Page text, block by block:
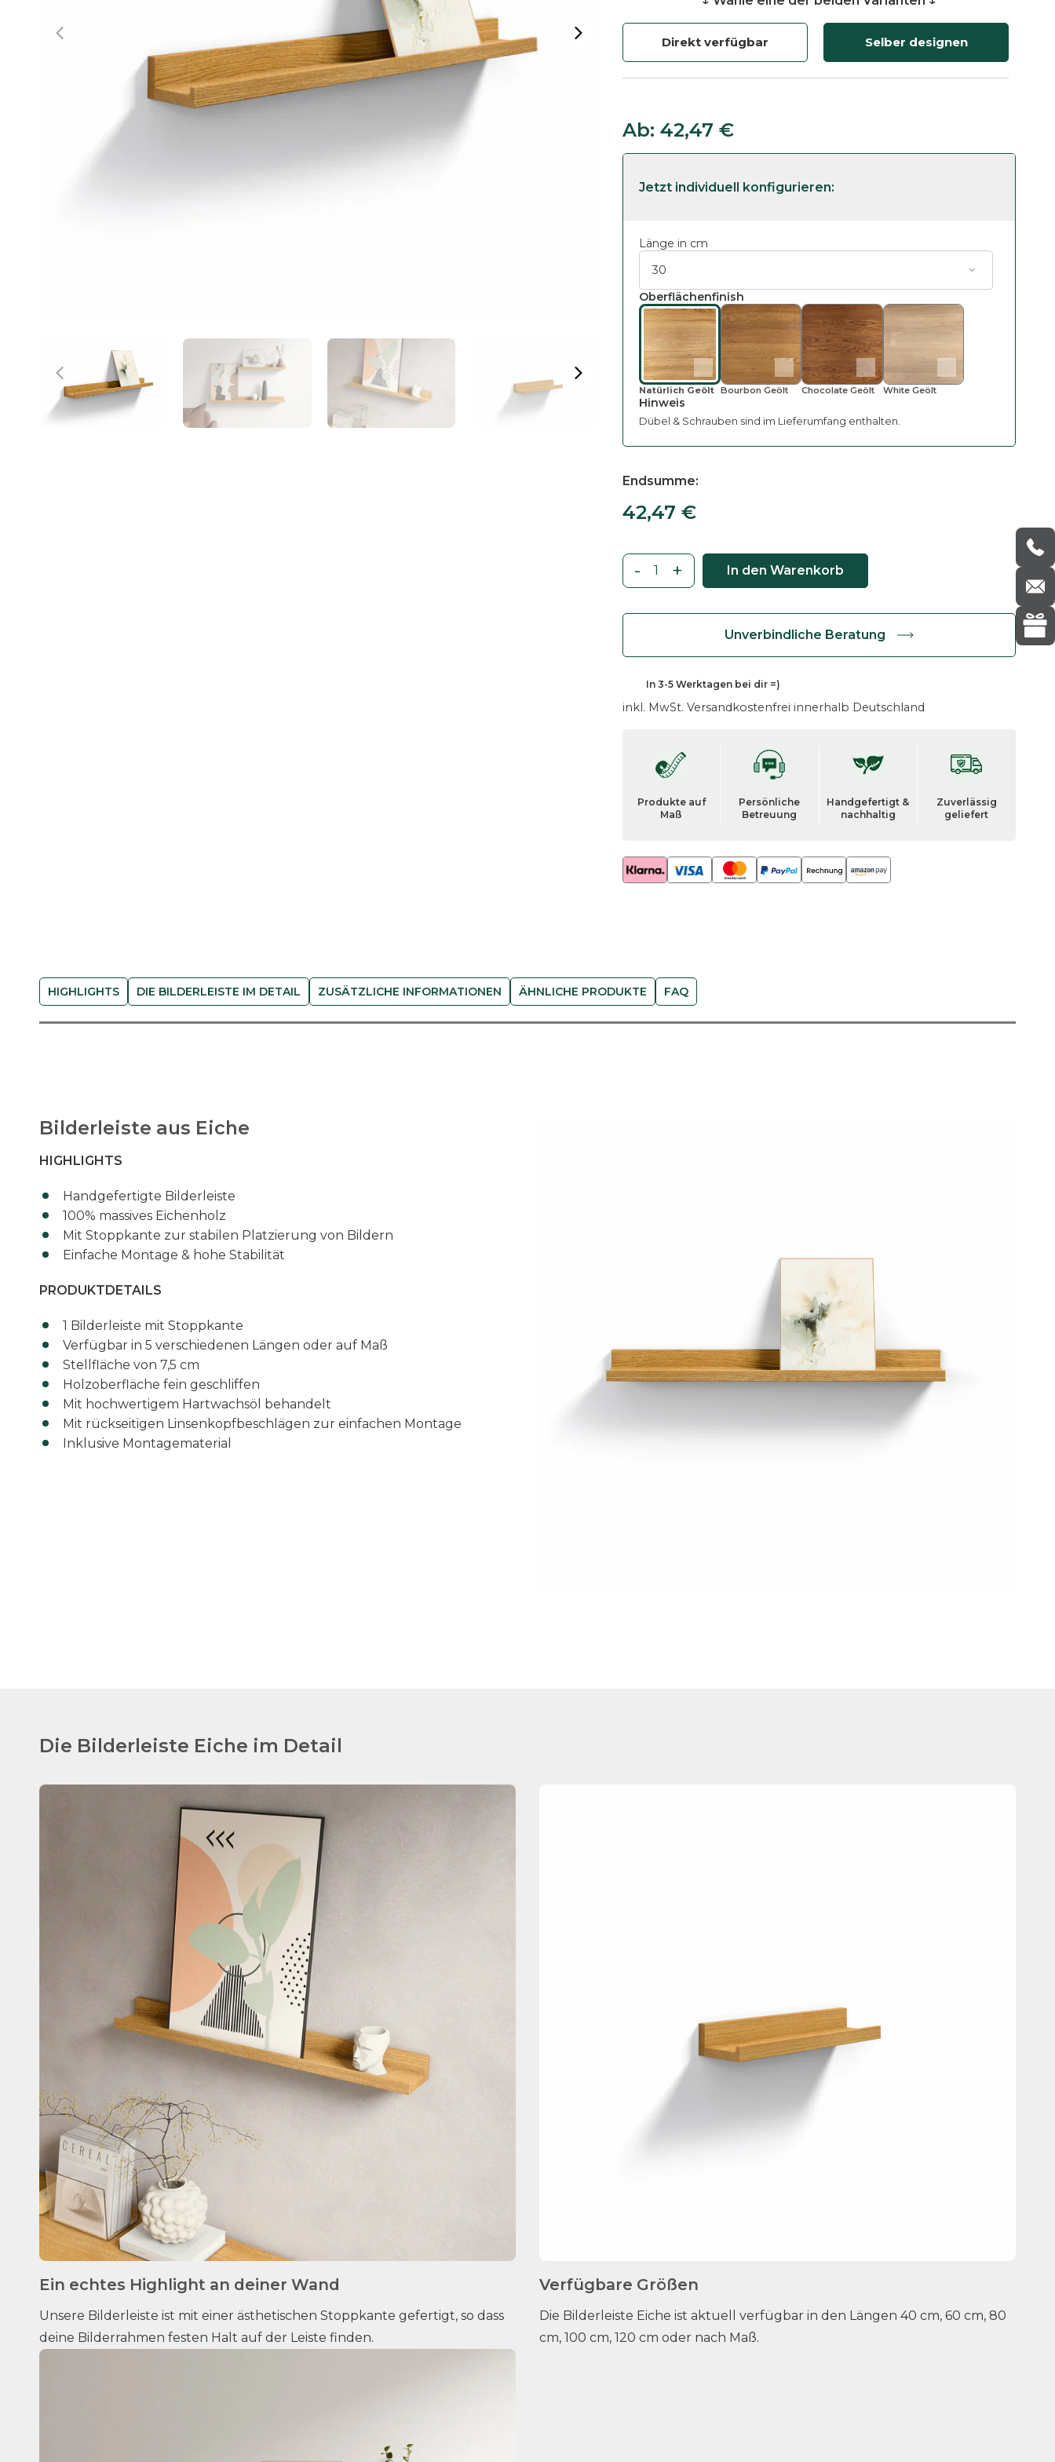
Direkt verfügbar Selber designen
Ab:42,47€
Länge in cm
Oberflächenfinish
Natürlich Geölt Bourbon Geölt Chocolate Geölt White Geölt
Hinweis
Dübel & Schrauben sind im Lieferumfang enthalten.
Endsumme
42,47€
-
l
e
e
c
h
e
+ In den Warenkorb
Unverbindliche Beratung
In3-5 Werktagen bei dir =)
inkl. MwSt. Versandkostenfrei innerhalb Deutschland
Produkte auf
Maß
Persönliche
Betreuung
Handgefertigt &
nachhaltig
Zuverlässig
geliefert
HIGHLIGHTS DIE BILDERLEISTE IM DETAIL ZUSÄTZLICHE INFORMATIONEN ÄHNLICHE PRODUKTE FAQ
Bilderleiste aus Eiche
HIGHLIGHTS
Handgefertigte Bilderleiste
100% massives Eichenholz
Mit Stoppkante zur stabilen Platzierung von Bildern
Einfache Montage & hohe Stabilität
PRODUKTDETAILS
1 Bilderleiste mit Stoppkante
Verfügbar in 5 verschiedenen Längen oder auf Maß
Stellfläche von 7,5 cm
Holzoberfläche fein geschliffen
Mit hochwertigem Hartwachsöl behandelt
Mit rückseitigen Linsenkopfbeschlägen zur einfachen Montage
Inklusive Montagematerial
Die Bilderleiste Eiche im Detail
Ein echtes Highlight an deiner Wand
Unsere Bilderleiste ist mit einer ästhetischen Stoppkante gefertigt, so dass
deine Bilderrahmen festen Halt auf der Leiste finden.
Verfügbare Größen
Die Bilderleiste Eiche ist aktuell verfügbar in den Längen 40 cm, 60 cm, 80
cm, 100 cm, 120 cm oder nach Maß.